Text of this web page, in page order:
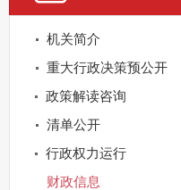
机关简介
重大行政决策预公开
政策解读咨询
清单公开
行政权力运行
财政信息